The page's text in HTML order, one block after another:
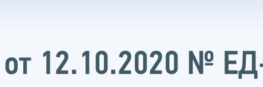
12.10.2020 №